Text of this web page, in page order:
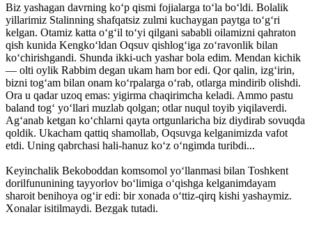
Biz yashagan davrning ko‘p qismi fojialarga to‘la bo‘ldi. Bolalik
yillarimiz Stalinning shafqatsiz zulmi kuchaygan paytga to‘g‘ri
kelgan. Otamiz katta o‘g‘il to‘yi qilgani sababli oilamizni qahraton
qish kunida Kengko‘ldan Oqsuv qishlog‘iga zo‘ravonlik bilan
ko‘chirishgandi. Shunda ikki-uch yashar bola edim. Mendan kichik
— olti oylik Rabbim degan ukam ham bor edi. Qor qalin, izg‘irin,
bizni tog‘am bilan onam ko‘rpalarga o‘rab, otlarga mindirib olishdi.
Ora u qadar uzoq emas: yigirma chaqirimcha keladi. Ammo pastu
baland tog‘ yo‘llari muzlab qolgan; otlar nuqul toyib yiqilaverdi.
Ag‘anab ketgan ko‘chlarni qayta ortgunlaricha biz diydirab sovuqda
qoldik. Ukacham qattiq shamollab, Oqsuvga kelganimizda vafot
etdi. Uning qabrchasi hali-hanuz ko‘z o‘ngimda turibdi...
Keyinchalik Bekoboddan komsomol yo‘llanmasi bilan Toshkent
dorilfununining tayyorlov bo‘limiga o‘qishga kelganimdayam
sharoit benihoya og‘ir edi: bir xonada o‘ttiz-qirq kishi yashaymiz.
Xonalar isitilmaydi. Bezgak tutadi.